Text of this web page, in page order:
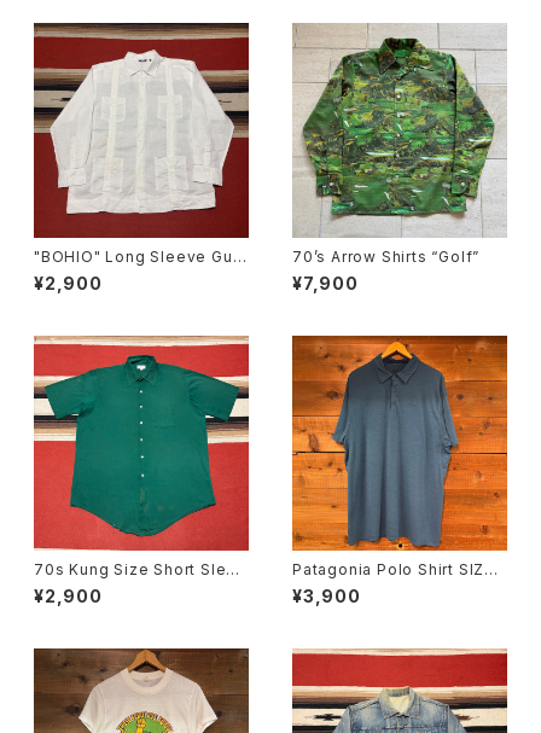
"BOHIO" Long Sleeve Gua
yabera Shirt size XL
¥2,900
70’s Arrow Shirts “Golf”
¥7,900
70s Kung Size Short Sleev
e Shirt size 17
¥2,900
Patagonia Polo Shirt SIZE:
XL
¥3,900